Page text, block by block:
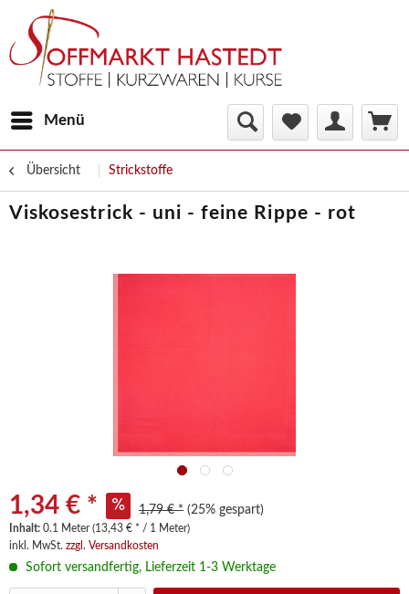
Menü
Übersicht Strickstoffe
Viskosestrick - uni - feine Rippe - rot
1,34 € * 1,79 € * (25% gespart)
Inhalt: 0.1 Meter (13,43 € * / 1 Meter)
inkl. MwSt. zzgl. Versandkosten
Sofort versandfertig, Lieferzeit 1-3 Werktage